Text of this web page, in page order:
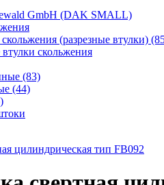
GmbH (DAK SMALL)
(разрезные втулки)
скольжения
(83)
(44)
цилиндрическая тип FB092